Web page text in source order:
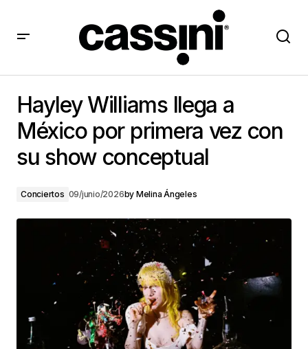
show conceptual
Hayley Williams llega a
México por primera vez con
su show conceptual
Conciertos 09/junio/2026by Melina Ángeles